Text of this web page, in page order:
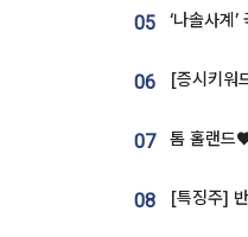
05
06
07
08